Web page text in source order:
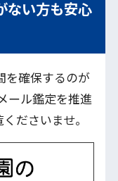
ない方も安心
を確保するのが
ール鑑定を推進
ださいませ。